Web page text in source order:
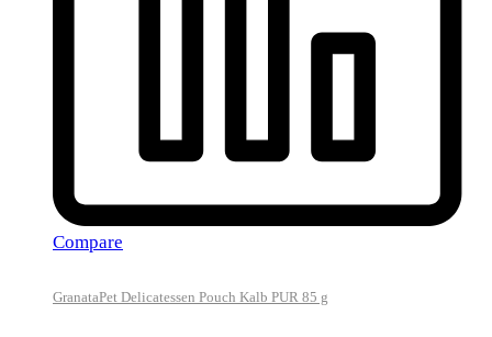
Compare
GranataPet Delicatessen Pouch Kalb PUR 85 g